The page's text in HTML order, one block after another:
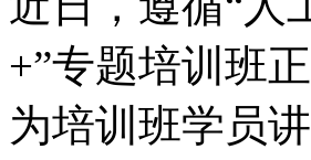
+”专题培训班
为培训班学员